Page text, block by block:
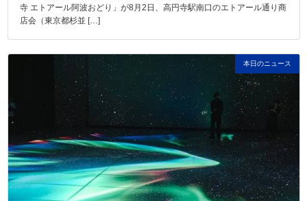
寺 エトアール阿波おどり」が8月2日、高円寺駅南口のエトアール通り商
店会（東京都杉並 […]
本日のニュース